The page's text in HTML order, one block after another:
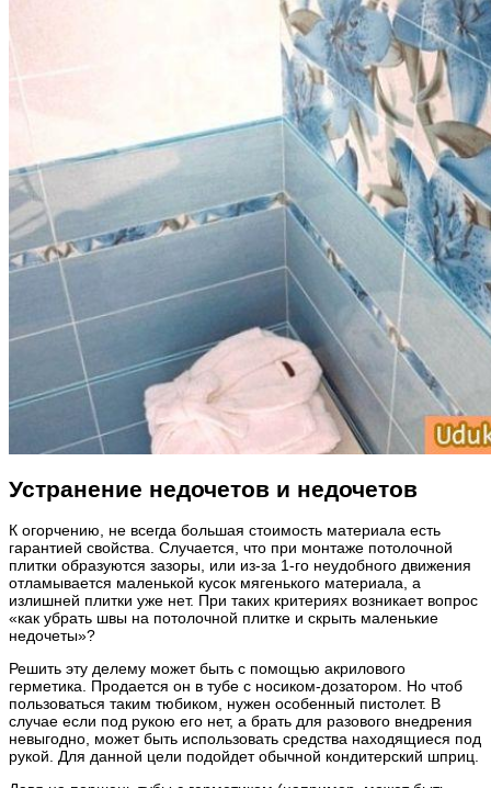
Устранение недочетов и недочетов
К огорчению, не всегда большая стоимость материала есть
гарантией свойства. Случается, что при монтаже потолочной
плитки образуются зазоры, или из-за 1-го неудобного движения
отламывается маленькой кусок мягенького материала, а
излишней плитки уже нет. При таких критериях возникает вопрос
«как убрать швы на потолочной плитке и скрыть маленькие
недочеты»?
Решить эту делему может быть с помощью акрилового
герметика. Продается он в тубе с носиком-дозатором. Но чтоб
пользоваться таким тюбиком, нужен особенный пистолет. В
случае если под рукою его нет, а брать для разового внедрения
невыгодно, может быть использовать средства находящиеся под
рукой. Для данной цели подойдет обычной кондитерский шприц.